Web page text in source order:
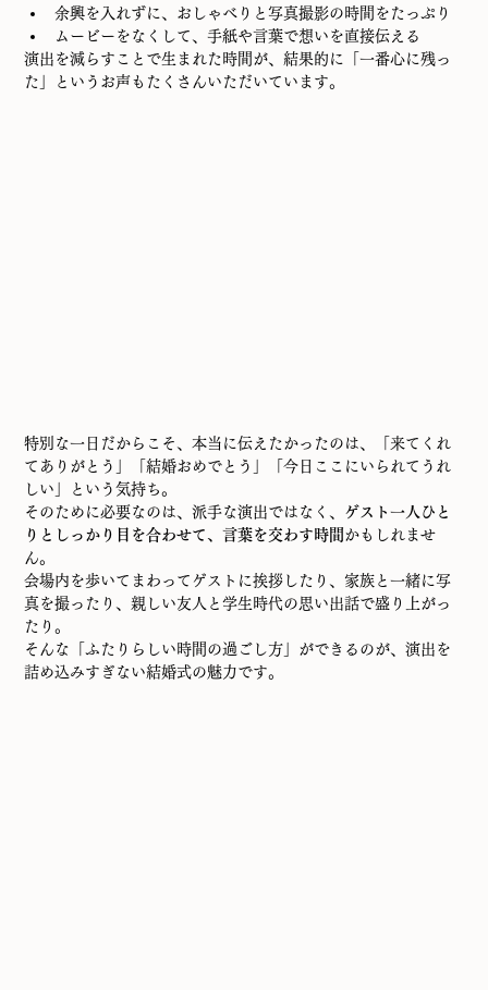
余興を入れずに、おしゃべりと写真撮影の時間をたっぷり
ムービーをなくして、手紙や言葉で想いを直接伝える
演出を減らすことで生まれた時間が、結果的に「一番心に残っ
た」というお声もたくさんいただいています。
特別な一日だからこそ、本当に伝えたかったのは、「来てくれ
てありがとう」「結婚おめでとう」「今日ここにいられてうれ
しい」という気持ち。
そのために必要なのは、派手な演出ではなく、 ゲスト一人ひと
りとしっかり目を合わせて、言葉を交わす時間 かもしれませ
ん。
会場内を歩いてまわってゲストに挨拶したり、家族と一緒に写
真を撮ったり、親しい友人と学生時代の思い出話で盛り上がっ
たり。
そんな「ふたりらしい時間の過ごし方」ができるのが、演出を
詰め込みすぎない結婚式の魅力です。